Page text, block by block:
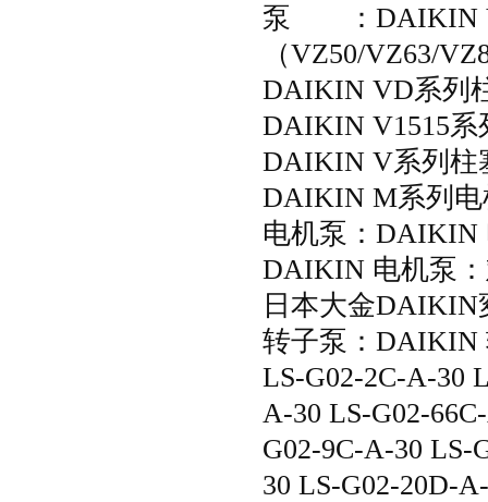
泵 ：DAIKIN
（VZ50/VZ63/
DAIKIN VD系列
DAIKIN V1515系
DAIKIN V系列柱
DAIKIN M系列电
电机泵：DAIKIN
DAIKIN 电机泵
日本大金DAIKIN
转子泵：DAIKIN
LS-G02-2C-A-30
A-30 LS-G02-
G02-9C-A-30 LS-
30 LS-G02-20D-